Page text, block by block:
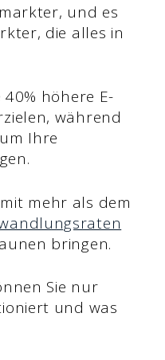
und es
die alles in
40% höhere E-
während
Ihre
mehr als dem
bringen.
Sie nur
und was